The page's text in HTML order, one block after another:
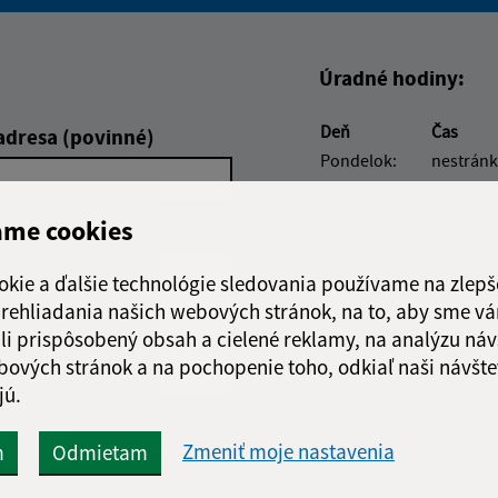
cookies
a ďalšie technológie sledovania používame na
našich webových stránok, na to, aby sme
prispôsobený obsah a cielené reklamy, na analýzu
stránok a na pochopenie toho, odkiaľ naši
Odmietam Zmeniť moje nastavenia
(povinné)
Google reCaptcha Response
Odoslať
správu
Úradné hodiny:
Deň
Čas
Pondelok:
Piatok: